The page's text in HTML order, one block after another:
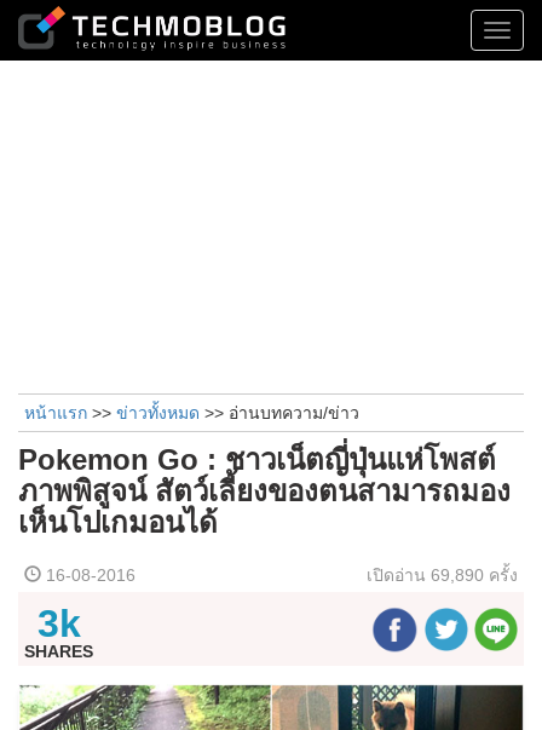
หน้าแรก >> ข่าวทั้งหมด >> อ่านบทความ/ข่าว
Pokemon Go : ชาวเน็ตญี่ปุ่นแห่โพสต์
ภาพพิสูจน์ สัตว์เลี้ยงของตนสามารถมอง
เห็นโปเกมอนได้
16-08-2016 เปิดอ่าน 69,890 ครั้ง
3k
SHARES